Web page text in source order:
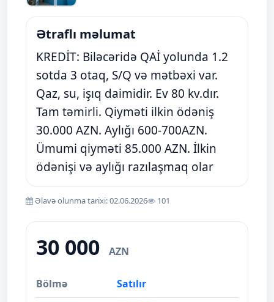
Ətraflı məlumat
KREDİT: Biləcəridə QAİ yolunda 1.2
sotda 3 otaq, S/Q və mətbəxi var.
Qaz, su, işıq daimidir. Ev 80 kv.dır.
Tam təmirli. Qiyməti ilkin ödəniş
30.000 AZN. Aylığı 600-700AZN.
Ümumi qiyməti 85.000 AZN. İlkin
ödənişi və aylığı razılaşmaq olar
Əlavə olunma tarixi: 02.06.2026 101
30 000 AZN
Bölmə Satılır